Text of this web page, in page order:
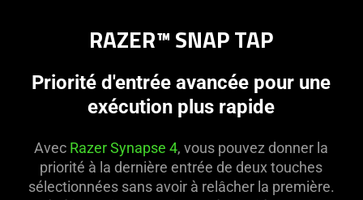
RAZER™ SNAP TAP
Priorité d'entrée avancée pour une
exécution plus rapide
Avec Razer Synapse 4, vous pouvez donner la
priorité à la dernière entrée de deux touches
sélectionnées sans avoir à relâcher la première.